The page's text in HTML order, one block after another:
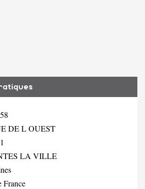
DE L OUEST
LA VILLE
France